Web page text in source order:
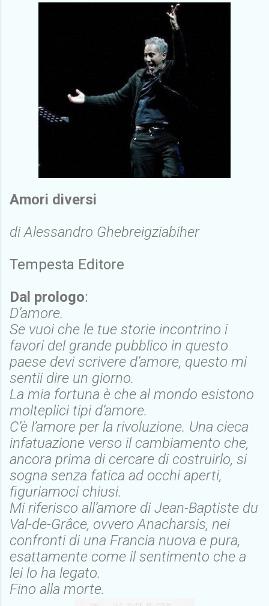
Amori diversi
di Alessandro Ghebreigziabiher
Tempesta Editore
Dal prologo:
D’amore.
Se vuoi che le tue storie incontrino i
favori del grande pubblico in questo
paese devi scrivere d’amore, questo mi
sentii dire un giorno.
La mia fortuna è che al mondo esistono
molteplici tipi d’amore.
C’è l’amore per la rivoluzione. Una cieca
infatuazione verso il cambiamento che,
ancora prima di cercare di costruirlo, si
sogna senza fatica ad occhi aperti,
figuriamoci chiusi.
Mi riferisco all’amore di Jean-Baptiste du
Val-de-Grâce, ovvero Anacharsis, nei
confronti di una Francia nuova e pura,
esattamente come il sentimento che a
lei lo ha legato.
Fino alla morte.